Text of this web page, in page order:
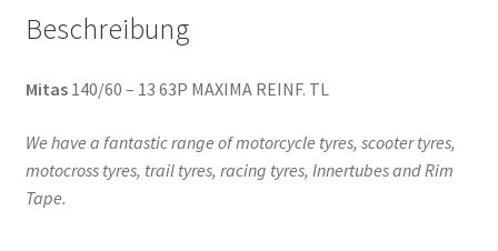
Beschreibung
Mitas140/60 – 13 63P MAXIMA REINF. TL
We have a fantastic range of motorcycle tyres, scooter tyres,
motocross tyres, trail tyres, racing tyres, Innertubes and Rim
Tape.